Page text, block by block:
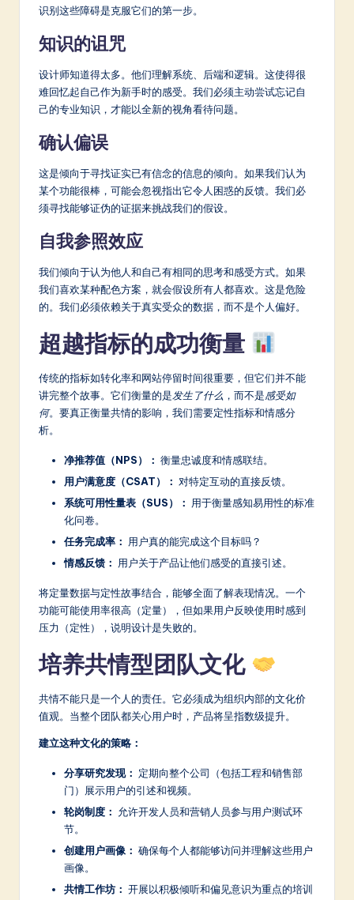
识别这些障碍是克服它们的第一步。
知识的诅咒
设计师知道得太多。他们理解系统、后端和逻辑。这使得很
难回忆起自己作为新手时的感受。我们必须主动尝试忘记自
己的专业知识，才能以全新的视角看待问题。
确认偏误
这是倾向于寻找证实已有信念的信息的倾向。如果我们认为
某个功能很棒，可能会忽视指出它令人困惑的反馈。我们必
须寻找能够证伪的证据来挑战我们的假设。
自我参照效应
我们倾向于认为他人和自己有相同的思考和感受方式。如果
我们喜欢某种配色方案，就会假设所有人都喜欢。这是危险
的。我们必须依赖关于真实受众的数据，而不是个人偏好。
超越指标的成功衡量
传统的指标如转化率和网站停留时间很重要，但它们并不能
讲完整个故事。它们衡量的是发生了什么 ，而不是感受如
何。要真正衡量共情的影响，我们需要定性指标和情感分
析。
净推荐值（NPS）： 衡量忠诚度和情感联结。
用户满意度（CSAT）： 对特定互动的直接反馈。
系统可用性量表（SUS）： 用于衡量感知易用性的标准
化问卷。
任务完成率： 用户真的能完成这个目标吗？
情感反馈： 用户关于产品让他们感受的直接引述。
将定量数据与定性故事结合，能够全面了解表现情况。一个
功能可能使用率很高（定量），但如果用户反映使用时感到
压力（定性），说明设计是失败的。
培养共情型团队文化
共情不能只是一个人的责任。它必须成为组织内部的文化价
值观。当整个团队都关心用户时，产品将呈指数级提升。
建立这种文化的策略：
分享研究发现： 定期向整个公司（包括工程和销售部
门）展示用户的引述和视频。
轮岗制度： 允许开发人员和营销人员参与用户测试环
节。
创建用户画像： 确保每个人都能够访问并理解这些用户
画像。
共情工作坊： 开展以积极倾听和偏见意识为重点的培训